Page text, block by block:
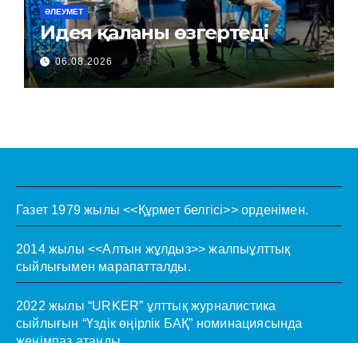
ӘЛЕУМЕТ
Идея қаланы өзгертеді
06.08.2026
Газет 1979 жылы <<Құрмет белгісі>> орденімен.
2014 жылы <<Алтын жұлдыз>> жалпыұлттық
сыйлығымен марапатталды.
2022 жылы “URKER” ұлттық журналистика
сыйлығын “Үздік өңірлік БАҚ” номинациясында